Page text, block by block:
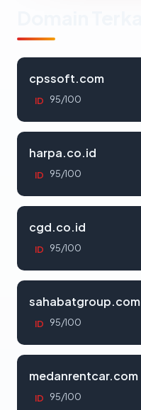
cpssoft.com
ID 95/100
harpa.co.id
ID 95/100
cgd.co.id
ID 95/100
sahabatgroup.com
ID 95/100
medanrentcar.com
ID 95/100